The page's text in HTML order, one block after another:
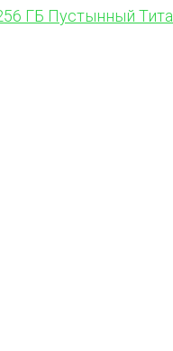
ГБ Пустынный